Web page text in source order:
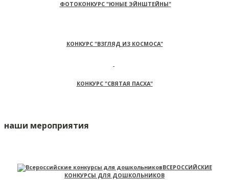
ФОТОКОНКУРС "ЮНЫЕ ЭЙНШТЕЙНЫ"
КОНКУРС "ВЗГЛЯД ИЗ КОСМОСА"
КОНКУРС "СВЯТАЯ ПАСХА"
наши мероприятия
ВСЕРОССИЙСКИЕ
КОНКУРСЫ ДЛЯ ДОШКОЛЬНИКОВ